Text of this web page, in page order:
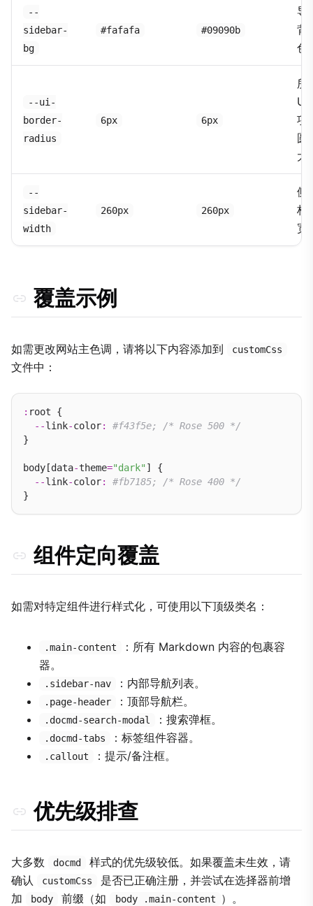
--
sidebar-
bg
#fafafa #09090b
导
背
色
--ui-
border-
radius
6px 6px
所
UI
项
圆
大
--
sidebar-
width
260px 260px
侧
栏
宽
覆盖示例
如需更改网站主色调，请将以下内容添加到 customCss
文件中：
: root {
--link-color:
#f43f5e; /* Rose 500 */
}
body[data-theme="dark" ] {
--link-color:
#fb7185; /* Rose 400 */
组件定向覆盖
如需对特定组件进行样式化，可使用以下顶级类名：
.main-content
：所有 Markdown 内容的包裹容
器。
.sidebar-nav ：内部导航列表。
.page-header ：顶部导航栏。
.docmd-search-modal ：搜索弹框。
.docmd-tabs ：标签组件容器。
.callout ：提示/备注框。
优先级排查
大多数 docmd
样式的优先级较低。如果覆盖未生效，请
确认
customCss
是否已正确注册，并尝试在选择器前增
加
body 前缀（如 body .main-content ）。